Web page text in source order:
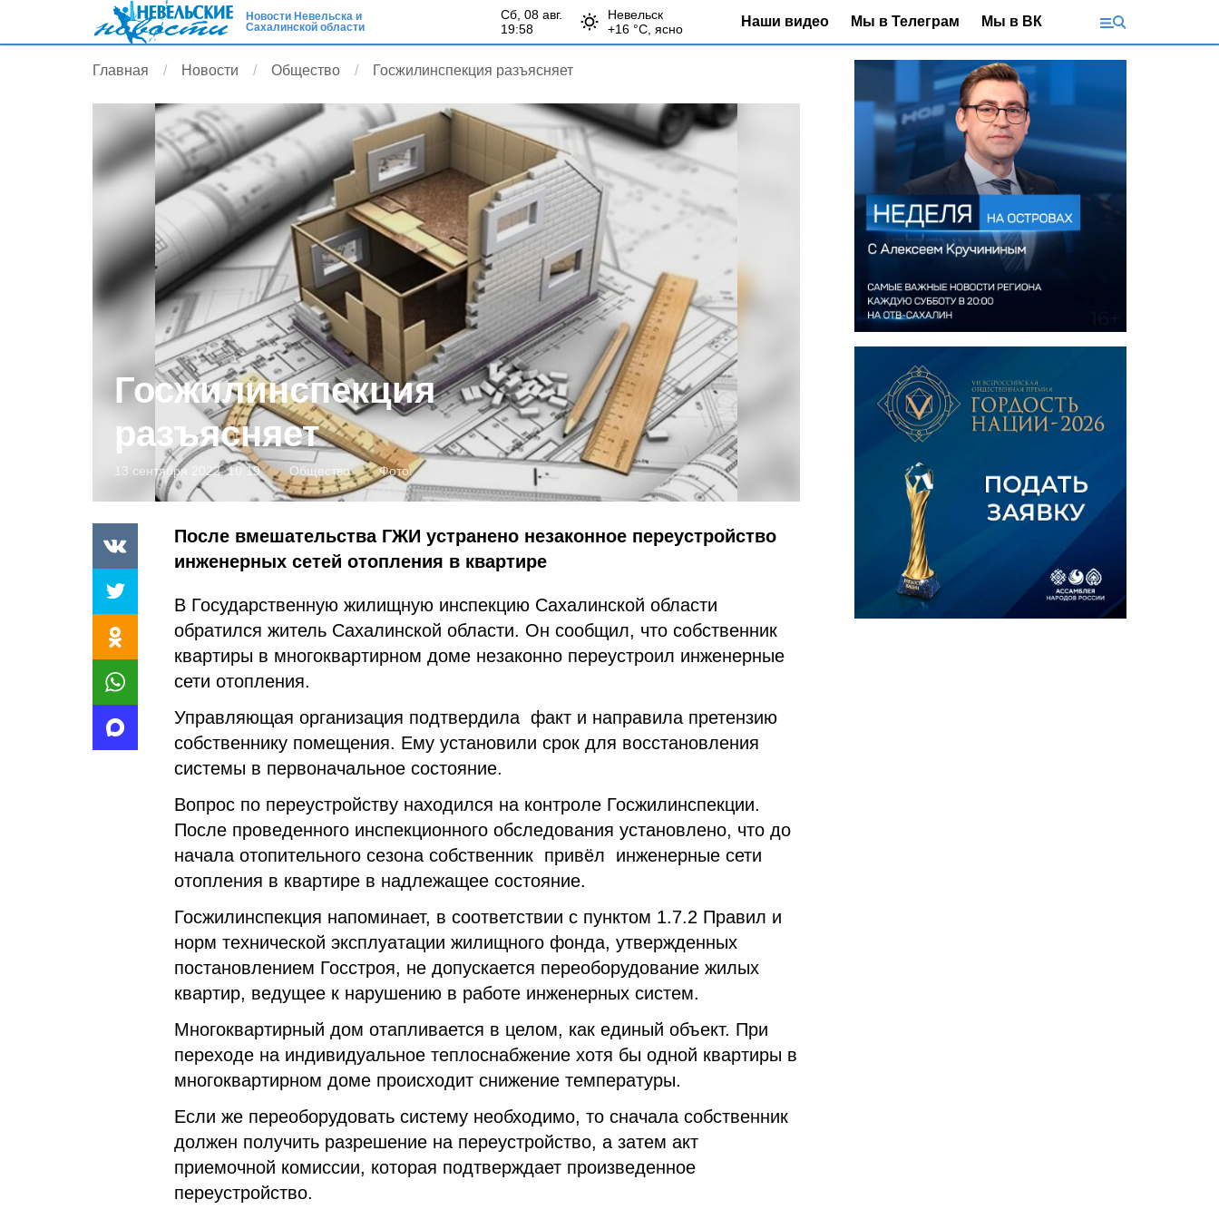
Новости Невельска и
Сахалинской области
сб, 08 авг.
19:58
Невельск
+16 °С, ясно Наши видео Мы в Телеграм Мы в ВК
Главная Новости Общество Госжилинспекция разъясняет
Госжилинспекция
разъясняет
13 сентября 2022, 10:19 Общество Фото:
После вмешательства ГЖИ устранено незаконное переустройство
инженерных сетей отопления в квартире
В Государственную жилищную инспекцию Сахалинской области
обратился житель Сахалинской области. Он сообщил, что собственник
квартиры в многоквартирном доме незаконно переустроил инженерные
сети отопления.
Управляющая организация подтвердила факт и направила претензию
собственнику помещения. Ему установили срок для восстановления
системы в первоначальное состояние.
Вопрос по переустройству находился на контроле Госжилинспекции.
После проведенного инспекционного обследования установлено, что до
начала отопительного сезона собственник привёл инженерные сети
отопления в квартире в надлежащее состояние.
Госжилинспекция напоминает, в соответствии с пунктом 1.7.2 Правил и
норм технической эксплуатации жилищного фонда, утвержденных
постановлением Госстроя, не допускается переоборудование жилых
квартир, ведущее к нарушению в работе инженерных систем.
Многоквартирный дом отапливается в целом, как единый объект. При
переходе на индивидуальное теплоснабжение хотя бы одной квартиры в
многоквартирном доме происходит снижение температуры.
Если же переоборудовать систему необходимо, то сначала собственник
должен получить разрешение на переустройство, а затем акт
приемочной комиссии, которая подтверждает произведенное
переустройство.